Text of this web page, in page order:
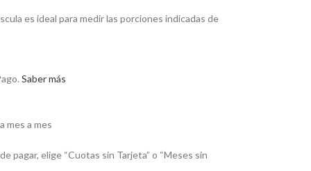
es ideal para medir las porciones indicadas de
Saber más
mes a mes
pagar, elige “Cuotas sin Tarjeta” o “Meses sin